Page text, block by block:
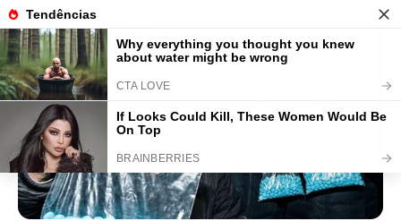
Como Fazer Cortina Sem Costura:
Passo a Passo + 31 Modelos para se
Inspirar